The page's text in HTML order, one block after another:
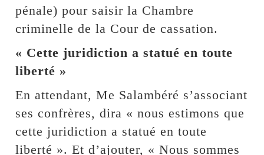
pénale) pour saisir la Chambre
criminelle de la Cour de cassation.
« Cette juridiction a statué en toute
liberté »
En attendant, Me Salambéré s’associant
ses confrères, dira « nous estimons que
cette juridiction a statué en toute
liberté ». Et d’ajouter, « Nous sommes